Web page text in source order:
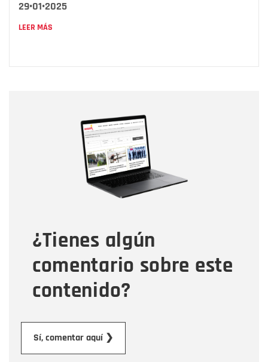
29•01•2025
LEER MÁS
¿Tienes algún
comentario sobre este
contenido?
Sí, comentar aquí ❯
Correo electrónico
Tipo de comentario
Mensaje